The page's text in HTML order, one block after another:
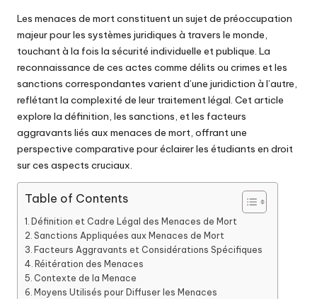
Les menaces de mort constituent un sujet de préoccupation
majeur pour les systèmes juridiques à travers le monde,
touchant à la fois la sécurité individuelle et publique. La
reconnaissance de ces actes comme délits ou crimes et les
sanctions correspondantes varient d’une juridiction à l’autre,
reflétant la complexité de leur traitement légal. Cet article
explore la définition, les sanctions, et les facteurs
aggravants liés aux menaces de mort, offrant une
perspective comparative pour éclairer les étudiants en droit
sur ces aspects cruciaux.
Table of Contents
Définition et Cadre Légal des Menaces de Mort
Sanctions Appliquées aux Menaces de Mort
Facteurs Aggravants et Considérations Spécifiques
Réitération des Menaces
Contexte de la Menace
Moyens Utilisés pour Diffuser les Menaces